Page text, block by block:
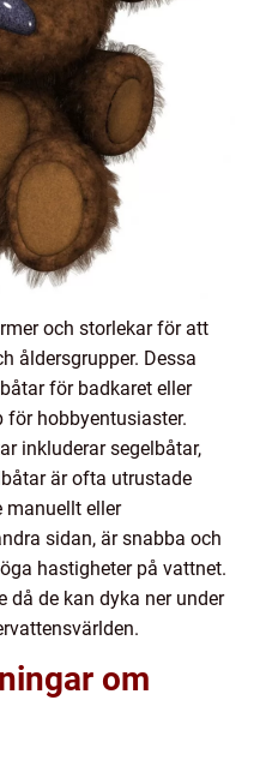
och storlekar för att
åldersgrupper. Dessa
för badkaret eller
för hobbyentusiaster.
inkluderar segelbåtar,
är ofta utrustade
manuellt eller
sidan, är snabba och
hastigheter på vattnet.
då de kan dyka ner under
om